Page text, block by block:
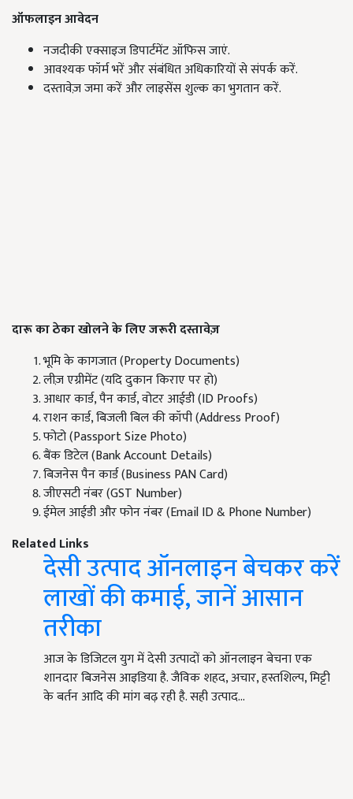
ऑफलाइन आवेदन
नजदीकी एक्साइज डिपार्टमेंट ऑफिस जाएं.
आवश्यक फॉर्म भरें और संबंधित अधिकारियों से संपर्क करें.
दस्तावेज़ जमा करें और लाइसेंस शुल्क का भुगतान करें.
दारू का ठेका खोलने के लिए जरूरी दस्तावेज़
भूमि के कागजात (Property Documents)
लीज़ एग्रीमेंट (यदि दुकान किराए पर हो)
आधार कार्ड, पैन कार्ड, वोटर आईडी (ID Proofs)
राशन कार्ड, बिजली बिल की कॉपी (Address Proof)
फोटो (Passport Size Photo)
बैंक डिटेल (Bank Account Details)
बिजनेस पैन कार्ड (Business PAN Card)
जीएसटी नंबर (GST Number)
ईमेल आईडी और फोन नंबर (Email ID & Phone Number)
Related Links
देसी उत्पाद ऑनलाइन बेचकर करें
लाखों की कमाई, जानें आसान
तरीका
आज के डिजिटल युग में देसी उत्पादों को ऑनलाइन बेचना एक
शानदार बिजनेस आइडिया है. जैविक शहद, अचार, हस्तशिल्प, मिट्टी
के बर्तन आदि की मांग बढ़ रही है. सही उत्पाद…